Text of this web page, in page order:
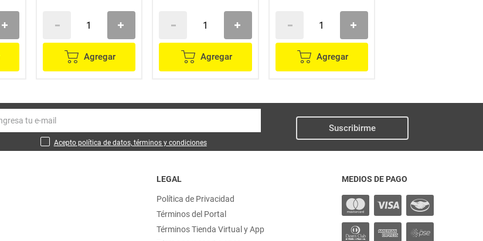
Agregar Agregar Agregar
Acepto política de datos, términos y condiciones
Suscribirme
LEGAL
Política de Privacidad
Términos del Portal
Términos Tienda Virtual y App
MEDIOS DE PAGO